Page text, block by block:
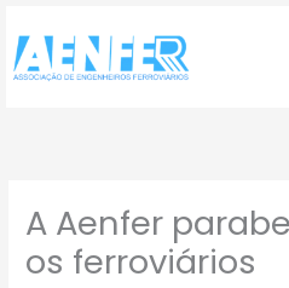
para
conteúdo
A Aenfer
os ferroviários